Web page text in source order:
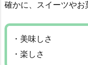
確かに、スイーツやお
・美味しさ
・楽しさ